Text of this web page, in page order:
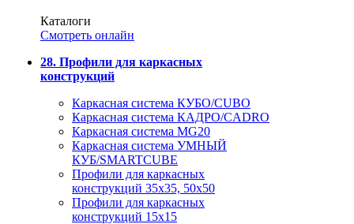
Каталоги
Смотреть онлайн
28. Профили для каркасных
конструкций
Каркасная система КУБО/CUBO
Каркасная система КАДРО/CADRO
Каркасная система MG20
Каркасная система УМНЫЙ
КУБ/SMARTCUBE
Профили для каркасных
конструкций 35x35, 50x50
Профили для каркасных
конструкций 15х15